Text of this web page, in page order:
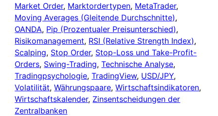
Market Order, Marktordertypen, MetaTrader
Moving Averages (Gleitende Durchschnitte)
OANDA, Pip (Prozentualer Preisunterschied)
Risikomanagement, RSI (Relative Strength Index)
Scalping, Stop Order, Stop-Loss und Take-Profit-
Orders, Swing-Trading, Technische Analyse
Tradingpsychologie, TradingView, USD/JPY
Volatilität, Währungspaare, Wirtschaftsindikatoren
Wirtschaftskalender, Zinsentscheidungen der
Zentralbanken